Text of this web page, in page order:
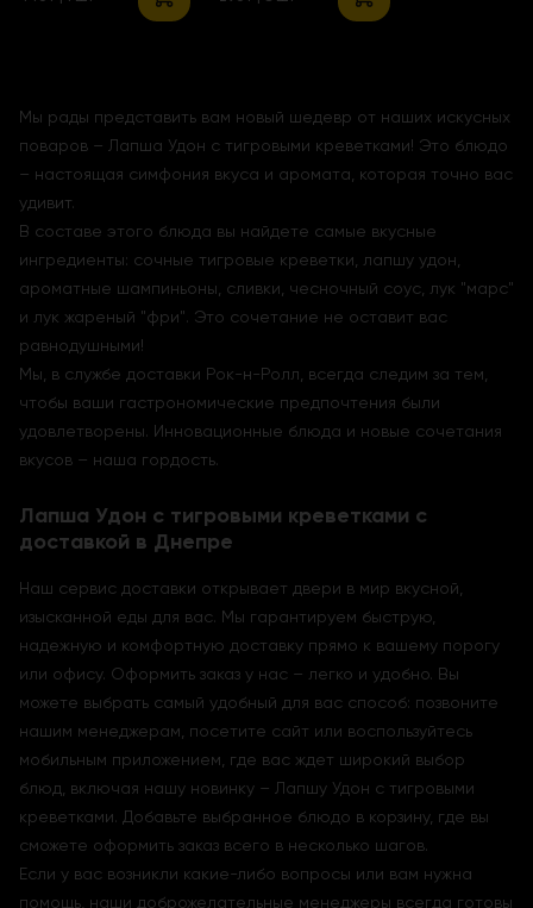
Креветками
Мы рады представить вам новый шедевр от наших искусных
поваров – Лапша Удон с тигровыми креветками! Это блюдо
– настоящая симфония вкуса и аромата, которая точно вас
удивит.
В составе этого блюда вы найдете самые вкусные
ингредиенты: сочные тигровые креветки, лапшу удон,
ароматные шампиньоны, сливки, чесночный соус, лук "марс"
и лук жареный "фри". Это сочетание не оставит вас
равнодушными!
Мы, в службе доставки Рок-н-Ролл, всегда следим за тем,
чтобы ваши гастрономические предпочтения были
удовлетворены. Инновационные блюда и новые сочетания
вкусов – наша гордость.
Лапша Удон с тигровыми креветками с
доставкой в Днепре
Наш сервис доставки открывает двери в мир вкусной,
изысканной еды для вас. Мы гарантируем быструю,
надежную и комфортную доставку прямо к вашему порогу
или офису. Оформить заказ у нас – легко и удобно. Вы
можете выбрать самый удобный для вас способ: позвоните
нашим менеджерам, посетите сайт или воспользуйтесь
мобильным приложением, где вас ждет широкий выбор
блюд, включая нашу новинку – Лапшу Удон с тигровыми
креветками. Добавьте выбранное блюдо в корзину, где вы
сможете оформить заказ всего в несколько шагов.
Если у вас возникли какие-либо вопросы или вам нужна
помощь, наши доброжелательные менеджеры всегда готовы